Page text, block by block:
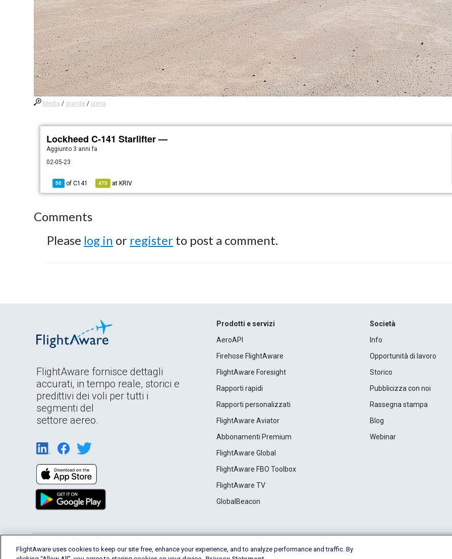
Media / grande / piena
Lockheed C-141 Starlifter —
Aggiunto 3 anni fa
02-05-23
50 ofC141 475 at KRIV
Comments
Please log in or register to post a comment.
FlightAware fornisce dettagli
accurati, in tempo reale, storici e
predittivi dei voli per tutti i
segmenti del
settore aereo.
Prodotti e servizi
AeroAPI
Firehose FlightAware
FlightAware Foresight
Rapporti rapidi
Rapporti personalizzati
FlightAware Aviator
Abbonamenti Premium
FlightAware Global
FlightAware FBO Toolbox
FlightAware TV
GlobalBeacon
Società
Info
Opportunità di lavoro
Storico
Pubblicizza con noi
Rassegna stampa
Blog
Webinar
English (USA) 2026 FlightAware Terms of Use Privacy Cookie Settings
FlightAware uses cookies to keep our site free, enhance your experience, and to analyze performance and traffic. By